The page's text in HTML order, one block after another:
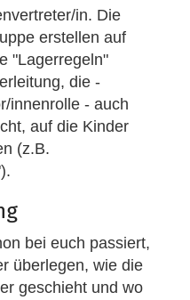
in. Die
erstellen auf
"Lagerregeln"
die -
innenrolle - auch
auf die Kinder
(z.B.
bei euch passiert,
überlegen, wie die
geschieht und wo